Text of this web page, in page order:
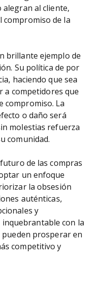
alegran al cliente,
compromiso de la
brillante ejemplo de
Su política de por
haciendo que sea
a competidores que
compromiso. La
o daño será
molestias refuerza
comunidad.
de las compras
un enfoque
la obsesión
auténticas,
y
con la
pueden prosperar en
competitivo y